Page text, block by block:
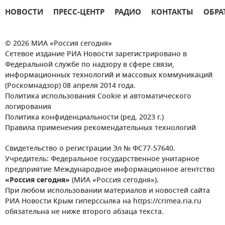
НОВОСТИ ПРЕСС-ЦЕНТР РАДИО КОНТАКТЫ
© 2026 МИА «Россия сегодня»
Сетевое издание РИА Новости зарегистрировано в
Федеральной службе по надзору в сфере связи,
информационных технологий и массовых коммуникаций
(Роскомнадзор) 08 апреля 2014 года.
Политика использования Cookie и автоматического
логирования
Политика конфиденциальности (ред. 2023 г.)
Правила применения рекомендательных технологий
Свидетельство о регистрации Эл № ФС77-57640.
Учредитель: Федеральное государственное унитарное
предприятие Международное информационное агентство
«Россия сегодня» (МИА «Россия сегодня»).
При любом использовании материалов и новостей сайта
РИА Новости Крым гиперссылка на https://crimea.ria.ru
обязательна не ниже второго абзаца текста.